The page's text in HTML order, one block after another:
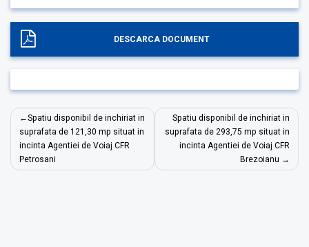
DESCARCA DOCUMENT
Navigare
în
articole
Spatiu disponibil de inchiriat in
suprafata de 121,30 mp situat in
incinta Agentiei de Voiaj CFR
Petrosani
Spatiu disponibil de inchiriat in
suprafata de 293,75 mp situat in
incinta Agentiei de Voiaj CFR
Brezoianu